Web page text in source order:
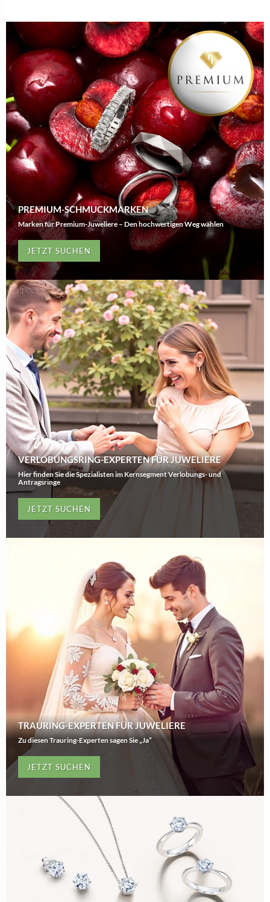
PREMIUM-SCHMUCKMARKEN
Marken für Premium-Juweliere – Den hochwertigen Weg wählen
JETZT SUCHEN
VERLOBUNGSRING-EXPERTEN FÜR JUWELIERE
Hier finden Sie die Spezialisten im Kernsegment Verlobungs- und
Antragsringe
JETZT SUCHEN
TRAURING-EXPERTEN FÜR JUWELIERE
Zu diesen Trauring-Experten sagen Sie „Ja”
JETZT SUCHEN